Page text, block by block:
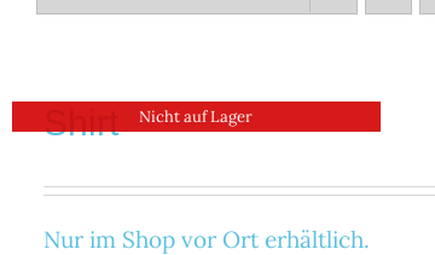
Nicht auf Lager
Shirt
Nur im Shop vor Ort erhältlich.